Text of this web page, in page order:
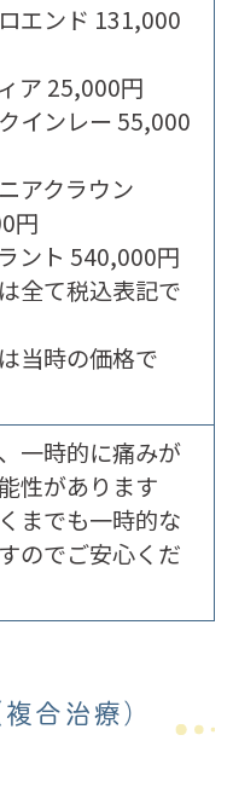
エンド 131,000
ア 25,000円
インレー 55,000
アクラウン
円
ント 540,000円
全て税込表記で
当時の価格で
一時的に痛みが
性があります
までも一時的な
のでご安心くだ
合治療）